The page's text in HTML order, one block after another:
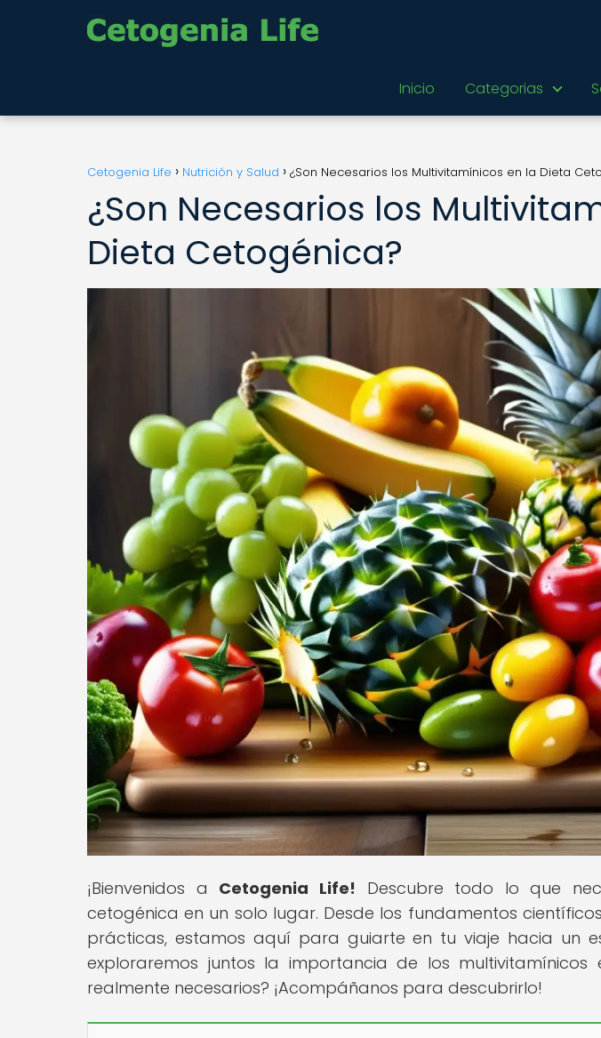
Inicio Categorias
Cetogenia Life Nutrición y Salud ¿Son Necesarios los Multivitamínicos en la Dieta
¿Son Necesarios los
Dieta Cetogénica?
¡Bienvenidos a Cetogenia Life! Descubre todo lo que
cetogénica en un solo lugar. Desde los fundamentos
prácticas, estamos aquí para guiarte en tu viaje hacia un
exploraremos juntos la importancia de los multivitamínicos
realmente necesarios? ¡Acompáñanos para descubrirlo!